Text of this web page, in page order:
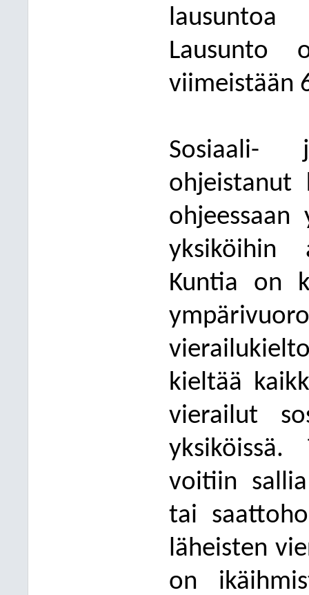
Lausunto
viimeistään
Sosiaali-
ohjeistanut
ohjeessaan
yksiköihin
Kuntia on
ympä
kieltää
vierailut
yksiköissä.
voitiin
tai
läheisten
on